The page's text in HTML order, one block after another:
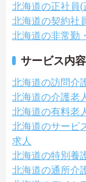
北海道の正社員(
北海道の契約社
北海道の非常勤
サービス内容
北海道の訪問介
北海道の介護老
北海道の有料老
北海道のサービ
求人
北海道の特別養
北海道の通所介